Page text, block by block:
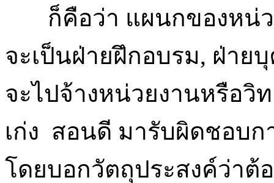
ก็คือว่า แผนกของหน่ว
จะเป็นฝ่ายฝึกอบรม, ฝ่าย
จะไปจ้างหน่วยงานหรือวิ
เก่ง สอนดี มารับผิดชอบ
โดยบอกวัตถุประสงค์ว่าต้